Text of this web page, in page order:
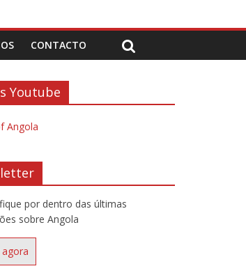
CONTACTO
Youtube
Angola
por dentro das últimas
sobre Angola